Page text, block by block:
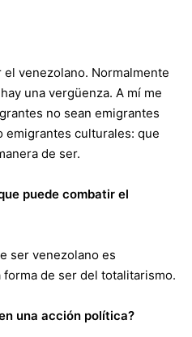
venezolano. Normalmente
una vergüenza. A mí me
no sean emigrantes
emigrantes culturales: que
de ser.
puede combatir el
ser venezolano es
de ser del totalitarismo.
una acción política?